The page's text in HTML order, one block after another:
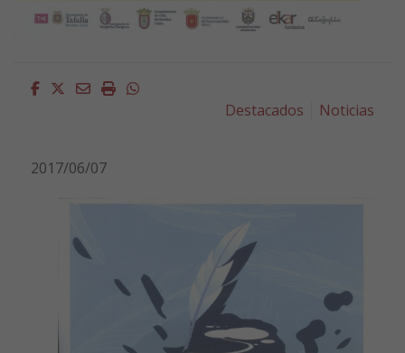
Facebook
Twitter
EmailImprimirWhatsapp
Destacados
Noticias
2017/06/07